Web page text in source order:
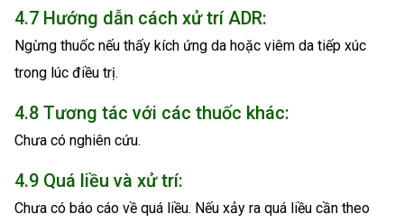
4.7 Hướng dẫn cách xử trí ADR:
Ngừng thuốc nếu thấy kích ứng da hoặc viêm da tiếp xúc
trong lúc điều trị.
4.8 Tương tác với các thuốc khác:
Chưa có nghiên cứu.
4.9 Quá liều và xử trí:
Chưa có báo cáo về quá liều. Nếu xảy ra quá liều cần theo